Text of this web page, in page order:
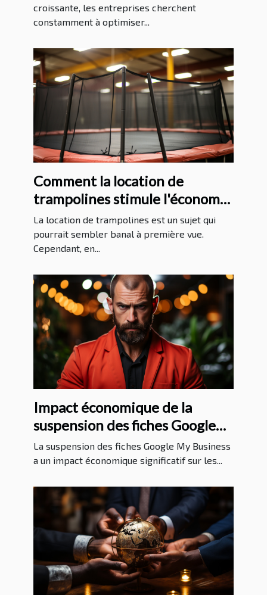
croissante, les entreprises cherchent
constamment à optimiser...
Comment la location de
trampolines stimule l'économie
locale
La location de trampolines est un sujet qui
pourrait sembler banal à première vue.
Cependant, en...
Impact économique de la
suspension des fiches Google
My Business sur les entreprises
La suspension des fiches Google My Business
a un impact économique significatif sur les...